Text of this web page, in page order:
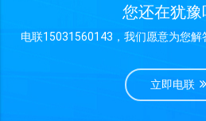
您还在犹豫
电联15031560143，我们愿意为您解
立即电联